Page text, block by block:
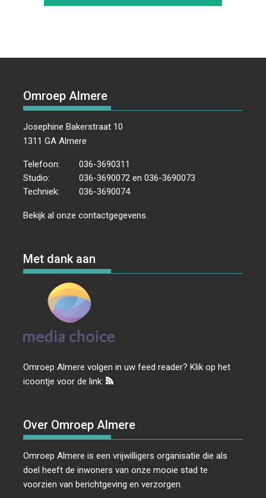
Omroep Almere
Josephine Bakerstraat 10
1311 GA Almere
Telefoon:
036-3690311
Studio:
036-3690072 en 036-3690073
Techniek:
036-3690074
Bekijk al onzecontactgegevens
Met dank aan
Omroep Almere volgen in uw feed reader? Klik op het
icoontje voor de link:
Over Omroep Almere
Omroep Almere is een vrijwilligers organisatie die als
doel heeft de inwoners van onze mooie stad te
voorzien van berichtgeving en verzorgen.